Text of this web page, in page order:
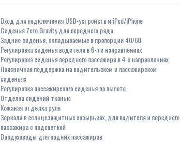
Вход для подключения USB-устройств и iPod/iPhone
Сиденья Zero Gravity для переднего ряда
Задние сиденья, складываемые в пропорции 40/60
Регулировка сиденья водителя в 6-ти направлениях
Регулировка сиденья переднего пассажира в 4-х направлениях
Поясничная поддержка на водительском и пассажирском
сиденьях
Регулировка пассажирского сиденья по высоте
Отделка сидений тканью
Кожаная отделка руля
Зеркала в солнцезащитных козырьках, для водителя и переднего
пассажира с подсветкой
Воздуховоды для задних пассажиров